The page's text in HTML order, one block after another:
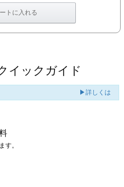
イックガイド
▶詳しくは
す。